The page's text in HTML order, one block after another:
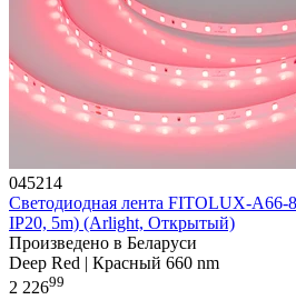
045214
Светодиодная лента FITOLUX-A66-
IP20, 5m) (Arlight, Открытый)
Произведено в Беларуси
Deep Red | Красный 660 nm
2 22699